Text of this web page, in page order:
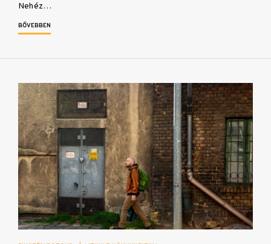
Nehéz…
BŐVEBBEN